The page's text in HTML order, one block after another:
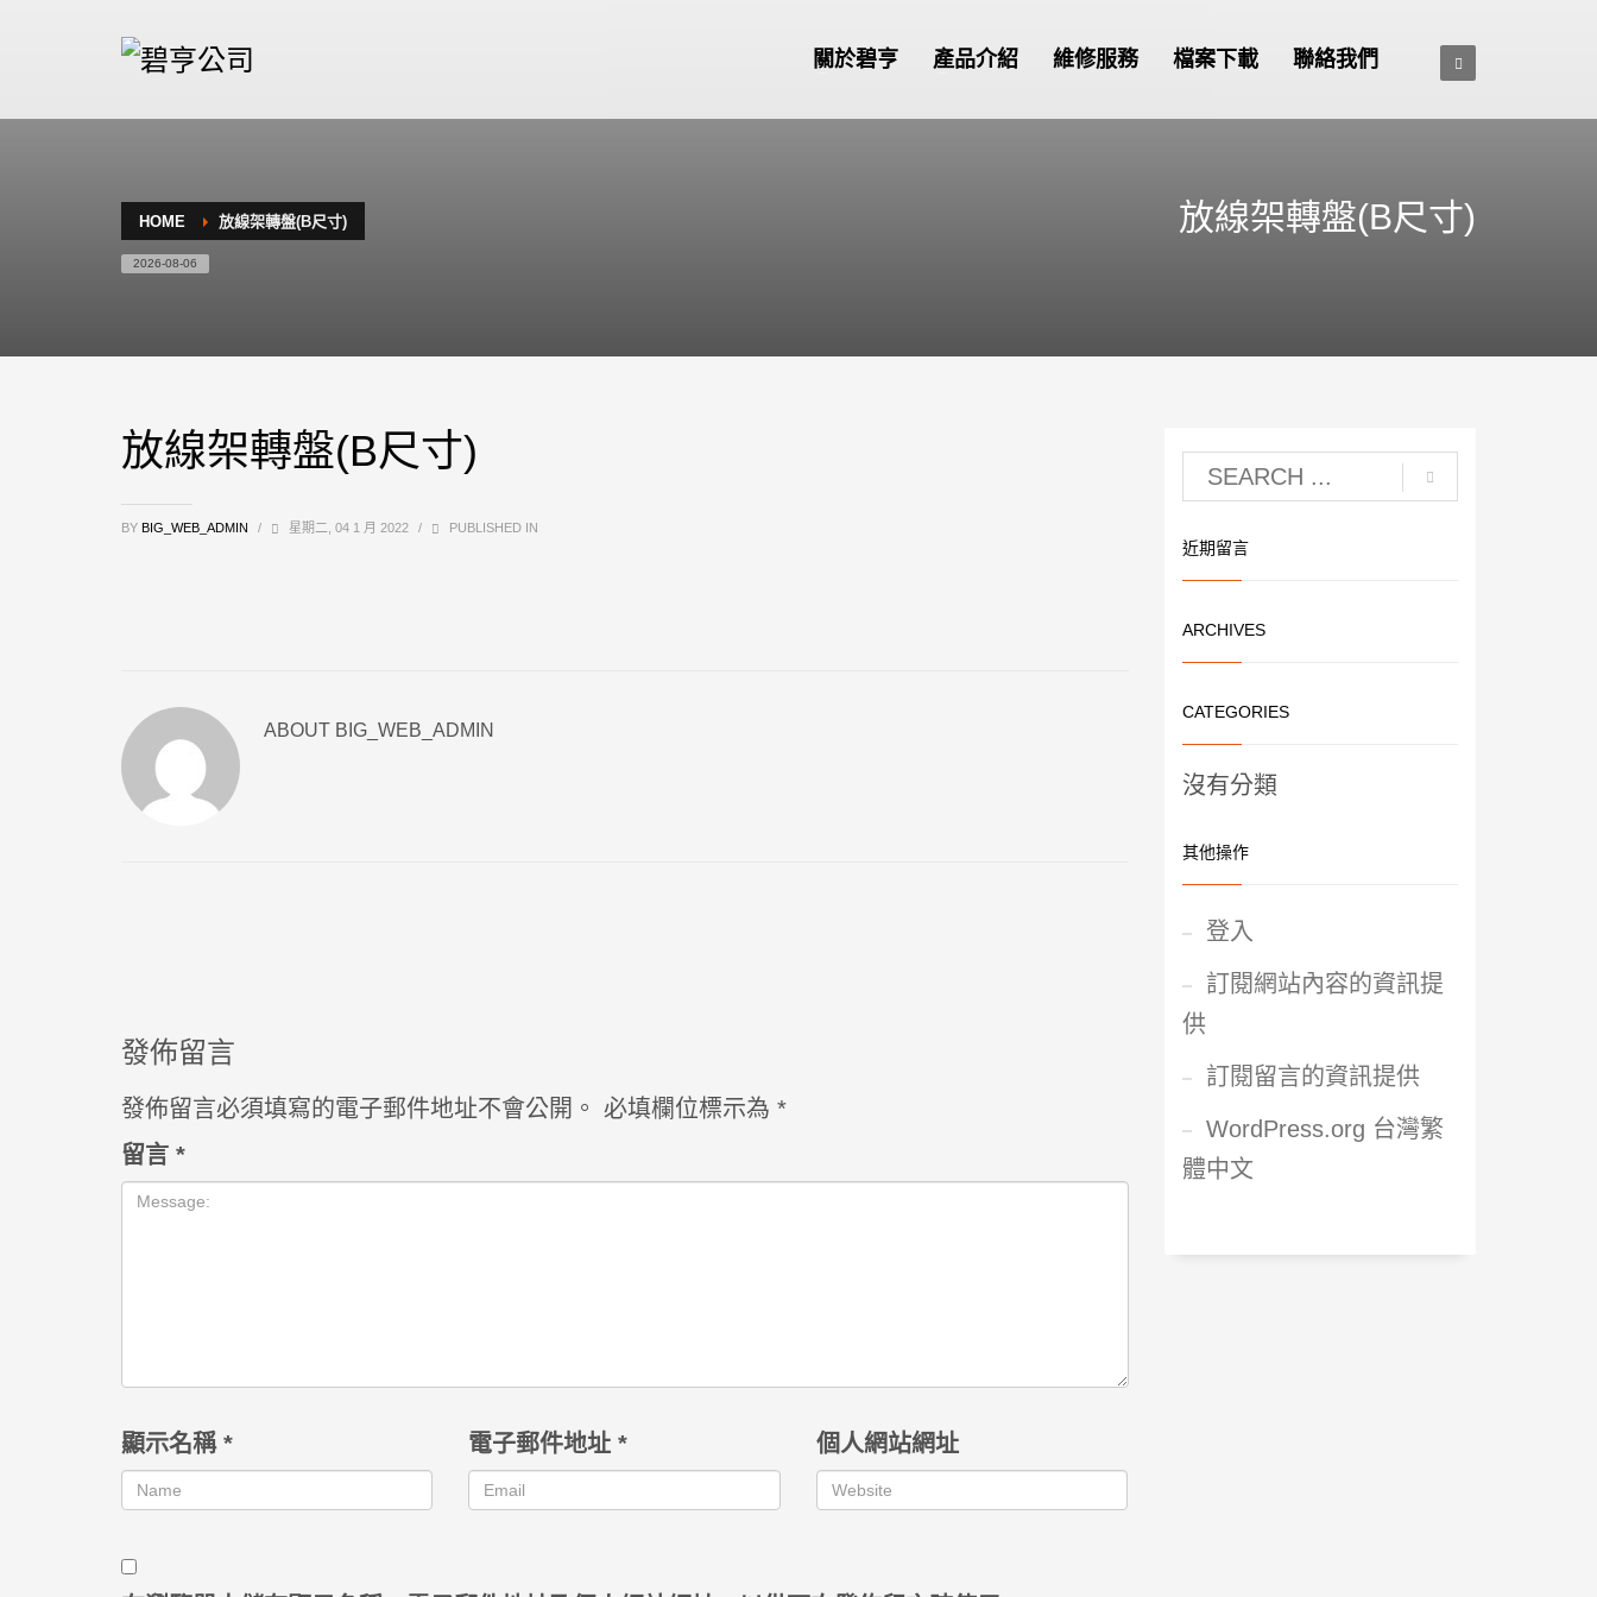
關於碧亨 產品介紹 維修服務 檔案下載 聯絡我們
HOME 放線架轉盤(B尺寸)
2026-08-06
放線架轉盤(B尺寸)
放線架轉盤(B尺寸)
BY BIG_WEB_ADMIN / 星期二, 04 1 月 2022 / PUBLISHED IN
ABOUT BIG_WEB_ADMIN
發佈留言
發佈留言必須填寫的電子郵件地址不會公開。 必填欄位標示為 *
留言 *
顯示名稱 * 電子郵件地址* 個人網站網址
近期留言
ARCHIVES
CATEGORIES
沒有分類
其他操作
登入
訂閱網站內容的資訊提
供
訂閱留言的資訊提供
WordPress.org 台灣繁
體中文